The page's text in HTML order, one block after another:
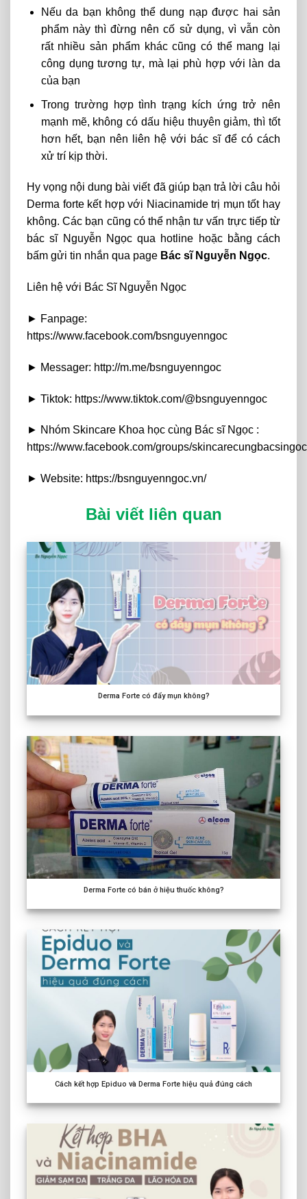
Nếu da bạn không thể dung nạp được hai sản
phẩm này thì đừng nên cố sử dụng, vì vẫn còn
rất nhiều sản phẩm khác cũng có thể mang lại
công dụng tương tự, mà lại phù hợp với làn da
của bạn
Trong trường hợp tình trạng kích ứng trở nên
mạnh mẽ, không có dấu hiệu thuyên giảm, thì tốt
hơn hết, bạn nên liên hệ với bác sĩ để có cách
xử trí kịp thời.
Hy vọng nội dung bài viết đã giúp bạn trả lời câu hỏi
Derma forte kết hợp với Niacinamide trị mụn tốt hay
không.Các bạn cũng có thể nhận tư vấn trực tiếp từ
bác sĩ Nguyễn Ngọc qua hotline hoặc bằng cách
bấm gửi tin nhắn qua page Bác sĩ Nguyễn Ngọc.
Liên hệ với Bác Sĩ Nguyễn Ngọc
► Fanpage:
https://www.facebook.com/bsnguyenngoc
► Messager: http://m.me/bsnguyenngoc
► Tiktok: https://www.tiktok.com/@bsnguyenngoc
► Nhóm Skincare Khoa học cùng Bác sĩ Ngọc :
https://www.facebook.com/groups/skincarecungbacsingoc
► Website: https://bsnguyenngoc.vn/
Bài viết liên quan
Derma Forte có đẩy mụn không?
Derma Forte có bán ở hiệu thuốc không?
Cách kết hợp Epiduo và Derma Forte hiệu quả đúng cách